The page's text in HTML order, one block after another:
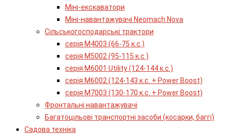
Міні-екскаватори
Міні-навантажувачі Neomach Nova
Сільськогосподарські трактори
серія М4003 (66-75 к.с.)
серія М5002 (95-115 к.с.)
серія M6001 Utility (124-144 к.с.)
серія М6002 (124-143 к.с. + Power Boost)
серія М7003 (130-170 к.с. + Power Boost)
Фронтальні навантажувачі
Багатоцільові транспортні засоби (косарки, баггі)
Садова техніка